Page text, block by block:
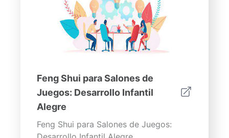
Feng Shui para Salones de
Juegos: Desarrollo Infantil
Alegre
Feng Shui para Salones de Juegos: